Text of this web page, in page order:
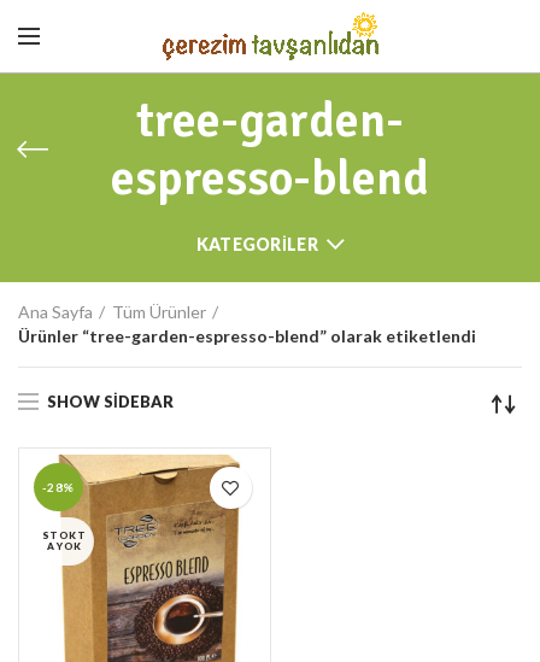
tree-garden-
espresso-blend
KATEGORILER
Ana Sayfa
Tüm Ürünler
Ürünler “tree-garden-espresso-blend” olarak etiketlendi
SHOW SIDEBAR
-28%
STOKT
A YOK